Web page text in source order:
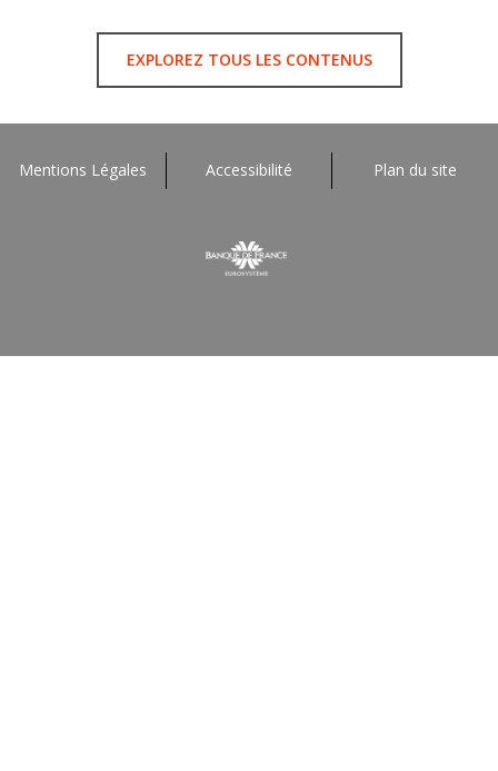
EXPLOREZ TOUS LES CONTENUS
Mentions Légales Accessibilité Plan du site